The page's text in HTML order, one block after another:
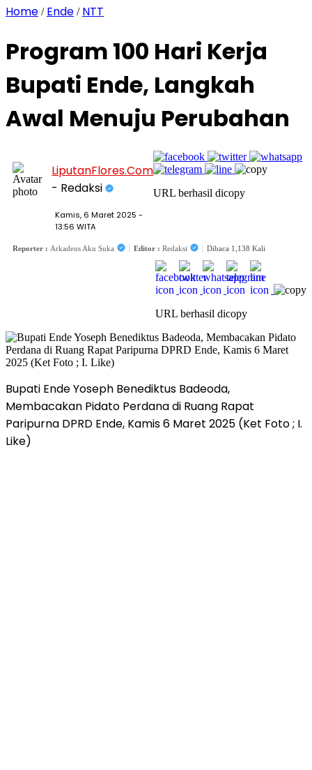
Home / Ende / NTT
Program 100 Hari Kerja
Bupati Ende, Langkah
Awal Menuju Perubahan
LiputanFlores.Com
- Redaksi
Kamis, 6 Maret 2025 -
13:56 WITA
URL berhasil dicopy
Reporter : Arkadeus Aku Suka Editor : Redaksi Dibaca 1,138 Kali
URL berhasil dicopy
Bupati Ende Yoseph Benediktus Badeoda,
Membacakan Pidato Perdana di Ruang Rapat
Paripurna DPRD Ende, Kamis 6 Maret 2025 (Ket Foto ; I.
Like)